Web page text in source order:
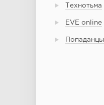
Технотьма
EVE online
Попаданцы